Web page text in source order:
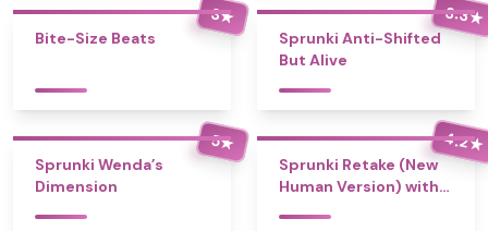
3★
Bite-Size Beats
3.3★
Sprunki Anti-Shifted
But Alive
5★
Sprunki Wenda’s
Dimension
4.2★
Sprunki Retake (New
Human Version) with